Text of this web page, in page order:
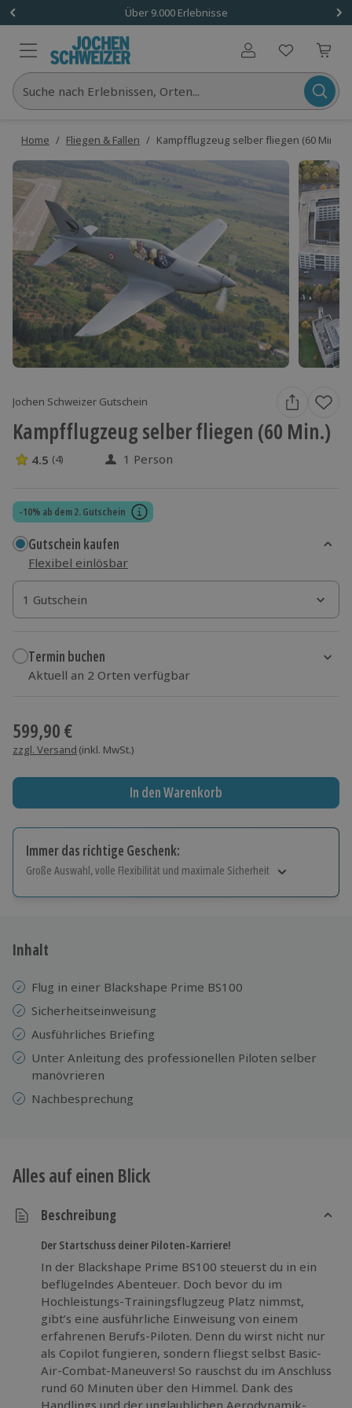
Über 9.000 Erlebnisse
Benutzerkonto
Suche nach Erlebnissen, Orten...
Home / Fliegen & Fallen / Kampfflugzeug selber fliegen (60 Min.)
Jochen Schweizer Gutschein
Kampfflugzeug selber fliegen (60 Min.)
4.5 Sterne von 5 aus 4 Bewertungen
4.5 (4) 1 Person
-10% ab dem 2. Gutschein
Gutschein kaufen
Flexibel einlösbar
1 Gutschein
1 Gutschein
1 Gutschein
Termin buchen
Aktuell an 2 Orten verfügbar
599,90 €
zzgl. Versand (inkl. MwSt.)
In den Warenkorb
Immer das richtige Geschenk:
Große Auswahl, volle Flexibilität und maximale Sicherheit
Jeder Gutschein für alle Erlebnisse einlösbar.
Inhalt
Flug in einer Blackshape Prime BS100
Sicherheitseinweisung
Ausführliches Briefing
Unter Anleitung des professionellen Piloten selber
manövrieren
Nachbesprechung
Alles auf einen Blick
Beschreibung
Der Startschuss deiner Piloten-Karriere!
In der Blackshape Prime BS100 steuerst du in ein
beflügelndes Abenteuer. Doch bevor du im
Hochleistungs-Trainingsflugzeug Platz nimmst,
gibt’s eine ausführliche Einweisung von einem
erfahrenen Berufs-Piloten. Denn du wirst nicht nur
als Copilot fungieren, sondern fliegst selbst Basic-
Air-Combat-Maneuvers! So rauschst du im Anschluss
rund 60 Minuten über den Himmel. Dank des
Handlings und der unglaublichen Aerodynamik-